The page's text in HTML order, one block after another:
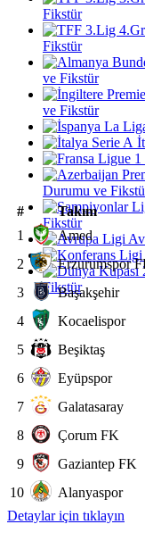
Fikstür
Fikstür
ve Fikstür
ve Fikstür
Durumu ve
Fikstür
Fikstür
# Takım
1
Amed
2
Erzurumspor
3
Başakşehir
4
Kocaelispor
5
Beşiktaş
6
Eyüpspor
7
Galatasaray
8
Çorum FK
9
Gaziantep FK
10
Alanyaspor
Detaylar için tıklayın